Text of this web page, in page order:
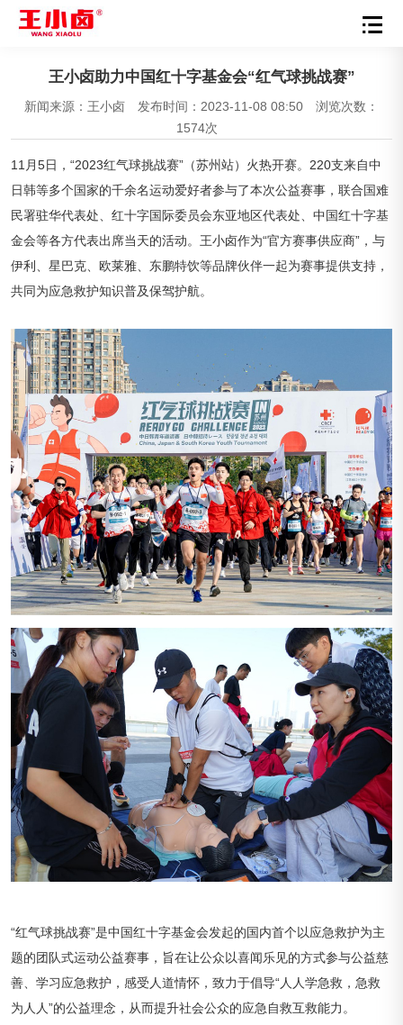
王小卤助力中国红十字基金会“红气球挑战赛”
新闻来源：王小卤 发布时间：2023-11-08 08:50
浏览次数：
1574次
11月5日，“2023红气球挑战赛”（苏州站）火热开赛。220支来自中
日韩等多个国家的千余名运动爱好者参与了本次公益赛事，联合国难
民署驻华代表处、红十字国际委员会东亚地区代表处、中国红十字基
金会等各方代表出席当天的活动。王小卤作为“官方赛事供应商”，与
伊利、星巴克、欧莱雅、东鹏特饮等品牌伙伴一起为赛事提供支持，
共同为应急救护知识普及保驾护航。
“红气球挑战赛”是中国红十字基金会发起的国内首个以应急救护为主
题的团队式运动公益赛事，旨在让公众以喜闻乐见的方式参与公益慈
善、学习应急救护，感受人道情怀，致力于倡导“人人学急救，急救
为人人”的公益理念，从而提升社会公众的应急自救互救能力。